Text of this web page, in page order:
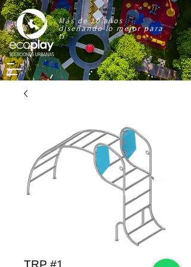
Más de 10 años
diseñando lo mejor para
ti
TRP #1